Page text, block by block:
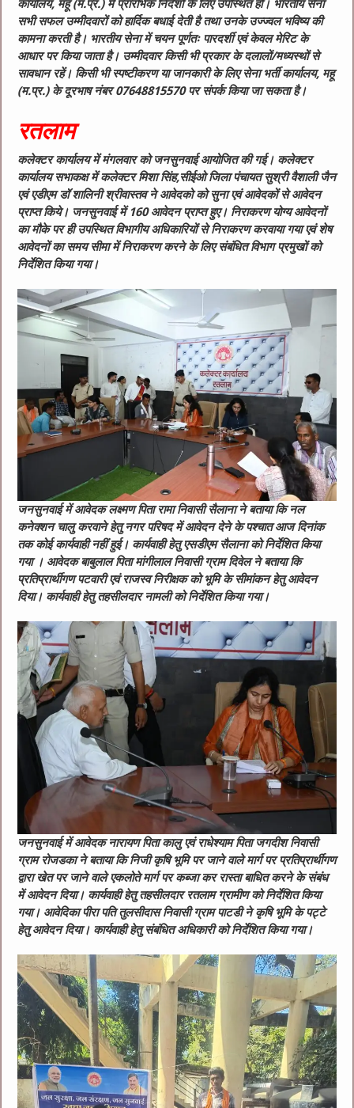
कार्यालय, महू (म.प्र.) में प्रारंभिक निर्देशों के लिए उपस्थित हों। भारतीय सेना
सभी सफल उम्मीदवारों को हार्दिक बधाई देती है तथा उनके उज्ज्वल भविष्य की
कामना करती है। भारतीय सेना में चयन पूर्णतः पारदर्शी एवं केवल मेरिट के
आधार पर किया जाता है। उम्मीदवार किसी भी प्रकार के दलालों/मध्यस्थों से
सावधान रहें। किसी भी स्पष्टीकरण या जानकारी के लिए सेना भर्ती कार्यालय, महू
(म.प्र.) के दूरभाष नंबर 07648815570 पर संपर्क किया जा सकता है।
रतलाम
कलेक्टर कार्यालय में मंगलवार को जनसुनवाई आयोजित की गई। कलेक्टर
कार्यालय सभाकक्ष में कलेक्टर मिशा सिंह,सीईओ जिला पंचायत सुश्री वैशाली जैन
एवं एडीएम डॉ शालिनी श्रीवास्तव ने आवेदको को सुना एवं आवेदकों से आवेदन
प्राप्त किये। जनसुनवाई में 160 आवेदन प्राप्त हुए। निराकरण योग्य आवेदनों
का मौके पर ही उपस्थित विभागीय अधिकारियों से निराकरण करवाया गया एवं शेष
आवेदनों का समय सीमा में निराकरण करने के लिए संबंधित विभाग प्रमुखों को
निर्देशित किया गया।
जनसुनवाई में आवेदक लक्ष्मण पिता रामा निवासी सैलाना ने बताया कि नल
कनेक्शन चालु करवाने हेतु नगर परिषद में आवेदन देने के पश्चात आज दिनांक
तक कोई कार्यवाही नहीं हुई। कार्यवाही हेतु एसडीएम सैलाना को निर्देशित किया
गया । आवेदक बाबुलाल पिता मांगीलाल निवासी ग्राम दिवेल ने बताया कि
प्रतिप्रार्थीगण पटवारी एवं राजस्व निरीक्षक को भूमि के सीमांकन हेतु आवेदन
दिया। कार्यवाही हेतु तहसीलदार नामली को निर्देशित किया गया।
जनसुनवाई में आवेदक नारायण पिता कालु एवं राधेश्याम पिता जगदीश निवासी
ग्राम रोजडका ने बताया कि निजी कृषि भूमि पर जाने वाले मार्ग पर प्रतिप्रार्थीगण
द्वारा खेत पर जाने वाले एकलोते मार्ग पर कब्जा कर रास्ता बाधित करने के संबंध
में आवेदन दिया। कार्यवाही हेतु तहसीलदार रतलाम ग्रामीण को निर्देशित किया
गया। आवेदिका पीरा पति तुलसीदास निवासी ग्राम पाटडी ने कृषि भूमि के पट्टे
हेतु आवेदन दिया। कार्यवाही हेतु संबंधित अधिकारी को निर्देशित किया गया।